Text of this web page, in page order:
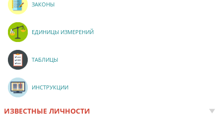
ЗАКОНЫ
ЕДИНИЦЫ ИЗМЕРЕНИЙ
ТАБЛИЦЫ
ИНСТРУКЦИИ
ИЗВЕСТНЫЕ ЛИЧНОСТИ